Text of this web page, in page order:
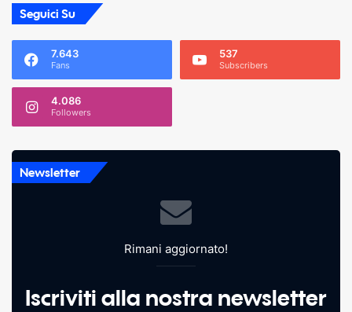
Seguici Su
7.643
Fans
537
Subscribers
4.086
Followers
Newsletter
Rimani aggiornato!
Iscriviti alla nostra newsletter